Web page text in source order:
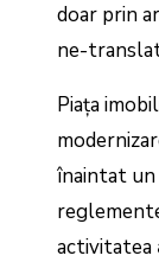
doar prin
ne-
Piața
înaintat un
activitatea